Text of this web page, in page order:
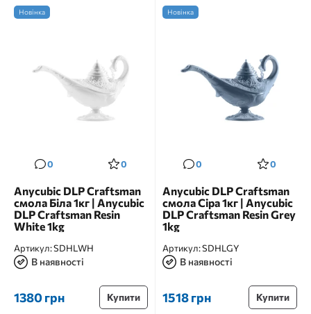
Новінка
0 0
Anycubic DLP Craftsman
смола Біла 1кг | Anycubic
DLP Craftsman Resin
White 1kg
Артикул:SDHLWH
В наявності
1380 грн Купити
Новінка
0 0
Anycubic DLP Craftsman
смола Сіра 1кг | Anycubic
DLP Craftsman Resin Grey
1kg
Артикул:SDHLGY
В наявності
1518 грн Купити